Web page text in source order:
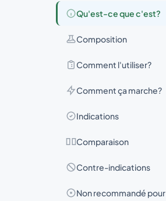
Qu'est-ce que c'est?
Composition
Comment l'utiliser?
Comment ça marche?
Indications
Comparaison
Contre-indications
Non recommandé pour